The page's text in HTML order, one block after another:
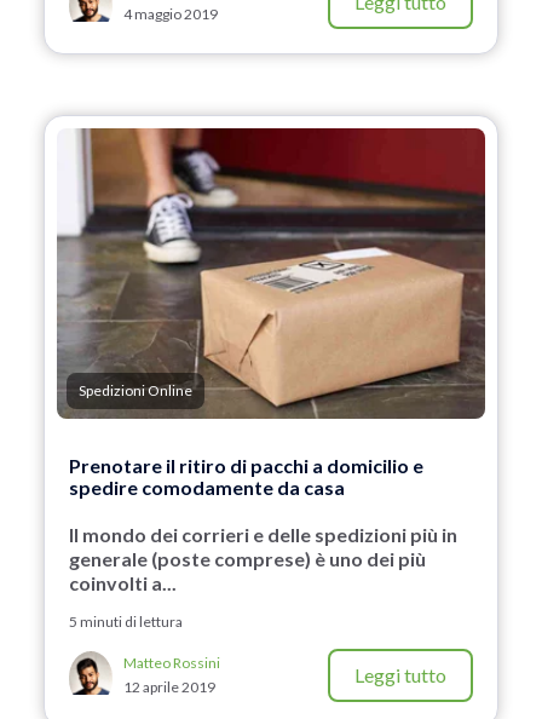
4 maggio 2019
Spedizioni Online
Prenotare il ritiro di pacchi a domicilio e
spedire comodamente da casa
Il mondo dei corrieri e delle spedizioni più in
generale (poste comprese) è uno dei più
coinvolti a...
5 minuti di lettura
Matteo Rossini
12 aprile 2019
Leggi tutto